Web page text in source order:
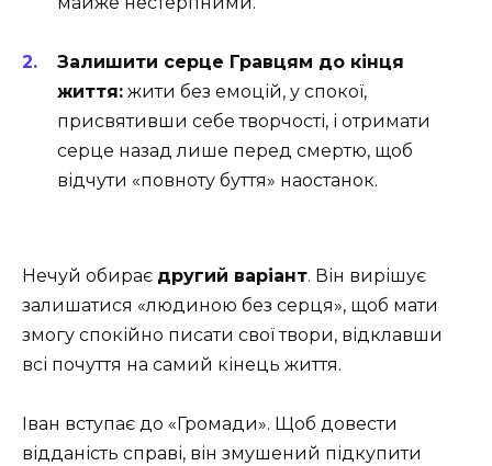
Залишити серце Гравцям до кінця
життя: жити без емоцій, у спокої,
присвятивши себе творчості, і отримати
серце назад лише перед смертю, щоб
відчути «повноту буття» наостанок.
Нечуй обирає другий варіант. Він вирішує
залишатися «людиною без серця», щоб мати
змогу спокійно писати свої твори, відклавши
всі почуття на самий кінець життя.
Іван вступає до «Громади». Щоб довести
відданість справі, він змушений підкупити